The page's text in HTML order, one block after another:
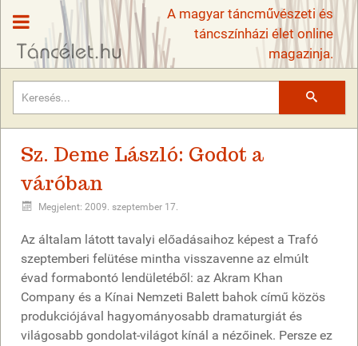
A magyar táncművészeti és
táncszínházi élet online
magazinja.
Sz. Deme László: Godot a
váróban
Megjelent: 2009. szeptember 17.
Az általam látott tavalyi előadásaihoz képest a Trafó
szeptemberi felütése mintha visszavenne az elmúlt
évad formabontó lendületéből: az Akram Khan
Company és a Kínai Nemzeti Balett bahok című közös
produkciójával hagyományosabb dramaturgiát és
világosabb gondolat-világot kínál a nézőinek. Persze ez